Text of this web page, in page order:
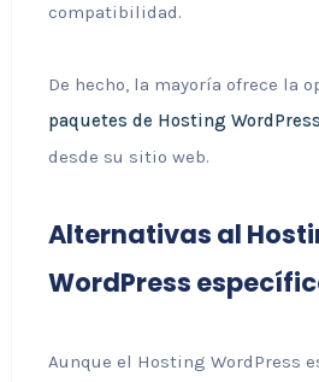
compatibilidad.
De hecho, la mayoría ofrece la
paquetes de Hosting WordPress
desde su sitio web.
Alternativas al
WordPress
Aunque el Hosting WordPress